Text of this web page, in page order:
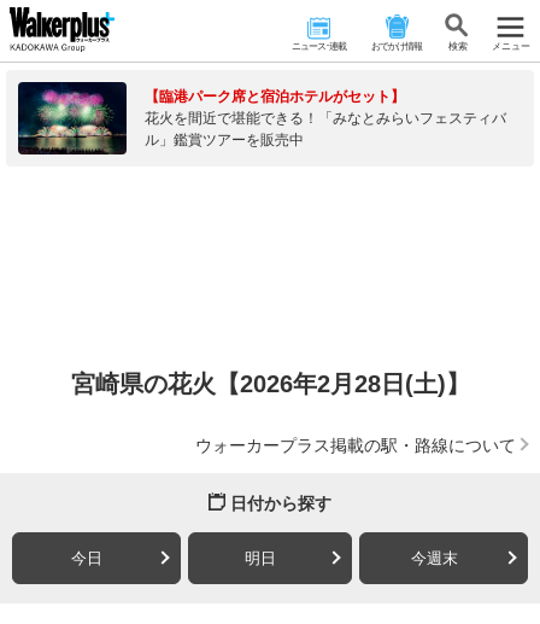
ニュース･連載 おでかけ情報 検 索 メニュー
【臨港パーク席と宿泊ホテルがセット】
花火を間近で堪能できる！「みなとみらいフェスティバ
ル」鑑賞ツアーを販売中
宮崎県の花火【2026年2月28日(土)】
ウォーカープラス掲載の駅・路線について
日付から探す
今日 明日 今週末